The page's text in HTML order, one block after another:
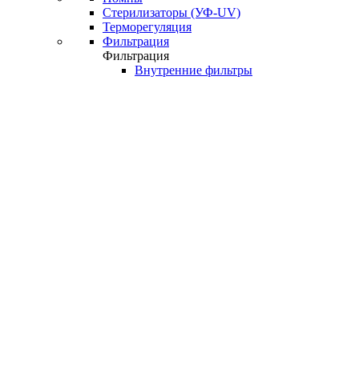
Стерилизаторы (УФ-UV)
Терморегуляция
Фильтрация
Фильтрация
Внутренние фильтры